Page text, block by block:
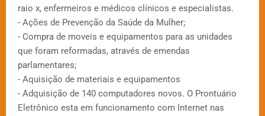
raio x, enfermeiros e médicos clínicos e especialistas.
- Ações de Prevenção da Saúde da Mulher;
- Compra de moveis e equipamentos para as unidades
que foram reformadas, através de emendas
parlamentares;
- Aquisição de materiais e equipamentos
- Adquisição de 140 computadores novos. O Prontuário
Eletrônico esta em funcionamento com Internet nas